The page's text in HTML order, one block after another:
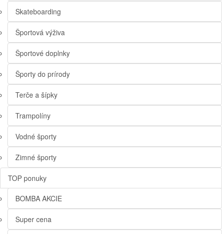
Skateboarding
Športová výživa
Športové doplnky
Športy do prírody
Terče a šípky
Trampolíny
Vodné športy
Zimné športy
TOP ponuky
BOMBA AKCIE
Super cena